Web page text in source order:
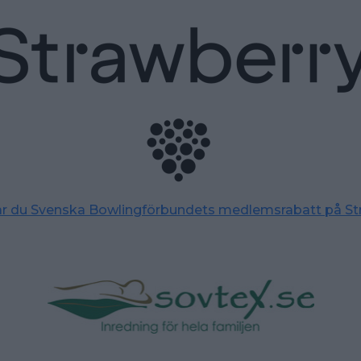
du Svenska Bowlingförbundets medlemsrabatt på